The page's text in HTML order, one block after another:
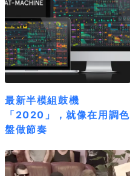
最新半模組鼓機
「2020」，就像在用調色
盤做節奏